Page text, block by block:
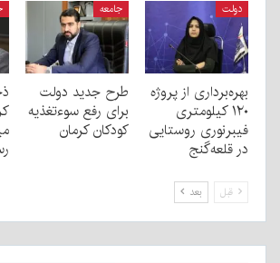
دولت
بهره‌برداری از پروژه
۱۲۰ کیلومتری
فیبرنوری روستایی
در قلعه‌گنج
جامعه
طرح جدید دولت
برای رفع سوءتغذیه
کودکان کرمان
قبل بعد